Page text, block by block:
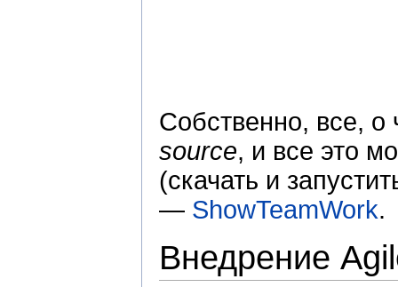
Собственно, все,
source, и все это
(скачать и
— ShowTeamWork.
Внедрение